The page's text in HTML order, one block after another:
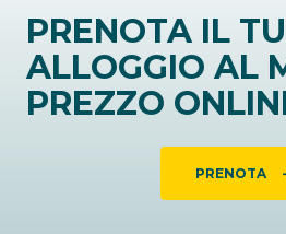
PRENOTA IL
ALLOGGIO AL
PREZZO
PRENOTA